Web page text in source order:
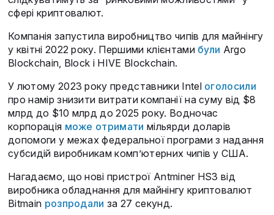
сфері криптовалют.
Компанія запустила виробництво чипів для майнінгу
у квітні 2022 року. Першими клієнтами були Argo
Blockchain, Block і HIVE Blockchain.
У лютому 2023 року представники Intel оголосили
про намір знизити витрати компанії на суму від $8
млрд до $10 млрд до 2025 року. Водночас
корпорація може отримати мільярди доларів
допомоги у межах федеральної програми з надання
субсидій виробникам комп’ютерних чипів у США.
Нагадаємо, що нові пристрої Antminer HS3 від
виробника обладнання для майнінгу криптовалют
Bitmain розпродали за 27 секунд.